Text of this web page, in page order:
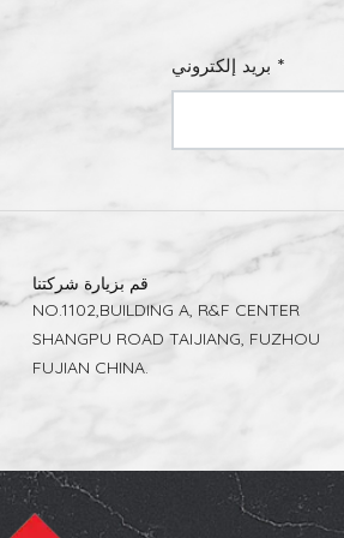
المطفي
لكل
بريد إلكتروني *
قم بزيارة شركتنا
NO.1102,BUILDING A, R&F CENTER
SHANGPU ROAD TAIJIANG, FUZHOU
FUJIAN CHINA.